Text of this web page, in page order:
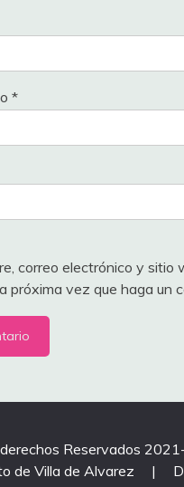
*
correo electrónico y sitio
próxima vez que haga un
Reservados
de Villa de Alvarez
|